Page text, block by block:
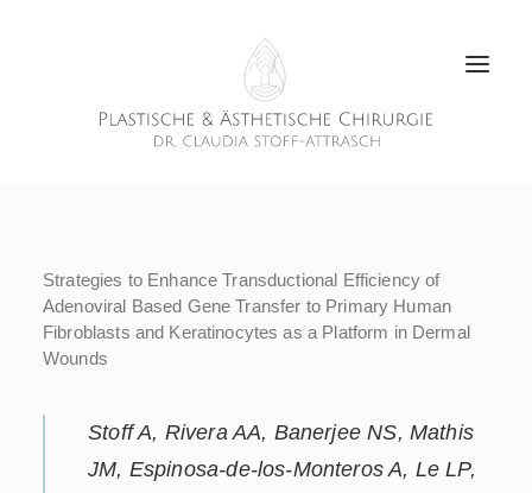
Strategies to Enhance Transductional Efficiency of
Adenoviral Based Gene Transfer to Primary Human
Fibroblasts and Keratinocytes as a Platform in Dermal
Wounds
Stoff A, Rivera AA, Banerjee NS, Mathis
JM, Espinosa-de-los-Monteros A, Le LP,